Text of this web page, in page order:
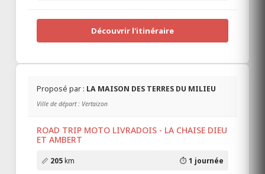
Nébouzat 63210
Puy-de-Dôme
Camping familial au cœur de
Toutes les infos
HÔTEL RESTAURANT SPA L'EDEN DU
Le Brugeron 63880
Hôtel*** niché au Brugeron
Toutes les infos
Découvrir l'itinéraire
Proposé par : LA MAISON DES TERRES DU MILIEU
Ville de départ : Vertaizon
ROAD TRIP MOTO LIVRADOIS - LA CHAISE DIEU
ET AMBERT
📏 205km ⏱️ 1 journée